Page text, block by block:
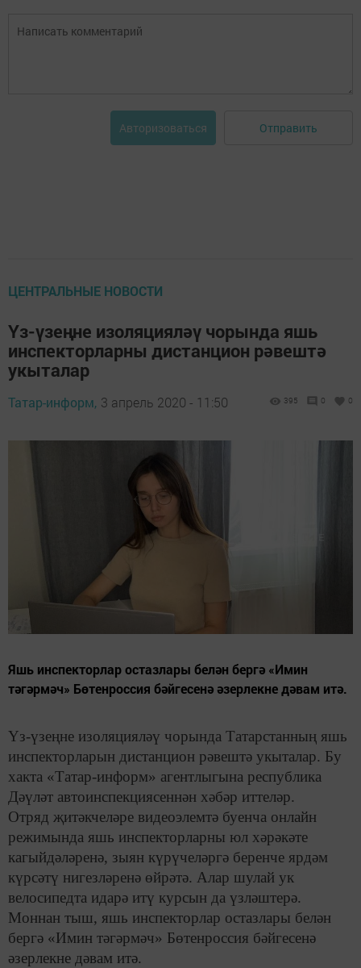
Авторизоваться Отправить
ЦЕНТРАЛЬНЫЕ НОВОСТИ
Үз-үзеңне изоляцияләү чорында яшь
инспекторларны дистанцион рәвештә
укыталар
Татар-информ, 3 апрель 2020 - 11:50 395 0 0
Яшь инспекторлар остазлары белән бергә «Имин
тәгәрмәч» Бөтенроссия бәйгесенә әзерлекне дәвам итә.
Үз-үзеңне изоляцияләү чорында Татарстанның яшь
инспекторларын дистанцион рәвештә укыталар. Бу
хакта «Татар-информ» агентлыгына республика
Дәүләт автоинспекциясеннән хәбәр иттеләр.
Отряд җитәкчеләре видеоэлемтә буенча онлайн
режимында яшь инспекторларны юл хәрәкәте
кагыйдәләренә, зыян күрүчеләргә беренче ярдәм
күрсәтү нигезләренә өйрәтә. Алар шулай ук
велосипедта идарә итү курсын да үзләштерә.
Моннан тыш, яшь инспекторлар остазлары белән
бергә «Имин тәгәрмәч» Бөтенроссия бәйгесенә
әзерлекне дәвам итә.